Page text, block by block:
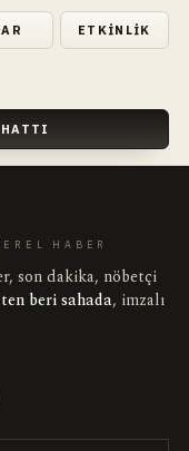
ETKINLIK
HABER
son dakika, nöbetçi
beri sahada, imzalı